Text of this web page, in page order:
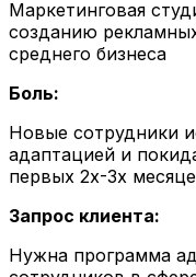
Маркетинговая
созданию
среднего бизнеса
Боль:
Новые сотрудники
адаптацией и
первых 2х-3х
Запрос клиента:
Нужна программа